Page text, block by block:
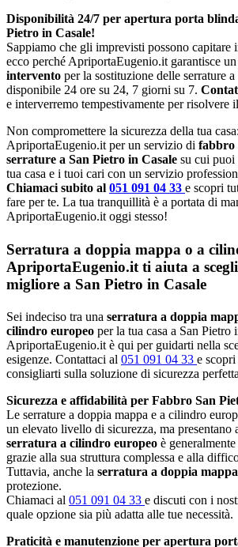
Disponibilità 24/7 per apertura porta
Pietro in Casale!
Sappiamo che gli imprevisti possono capitare
ecco perché ApriportaEugenio.it garantisce
intervento per la sostituzione delle serrature
disponibile 24 ore su 24, 7 giorni su 7.
e interverremo tempestivamente per risolvere
Non compromettere la sicurezza della tua
ApriportaEugenio.it per un servizio di fabbro
serrature a San Pietro in Casale su cui puoi
tua casa e i tuoi cari con un servizio
Chiamaci subito al 051 091 04 33 e scopri
fare per te. La tua tranquillità è a portata di
ApriportaEugenio.it oggi stesso!
Serratura a doppia mappa o a
ApriportaEugenio.it ti aiuta a
migliore a San Pietro in Casale
Sei indeciso tra una serratura a doppia
cilindro europeo per la tua casa a San Pietro
ApriportaEugenio.it è qui per guidarti nella
esigenze. Contattaci al 051 091 04 33 e
consigliarti sulla soluzione di sicurezza
Sicurezza e affidabilità per Fabbro San
Le serrature a doppia mappa e a cilindro
un elevato livello di sicurezza, ma presentano
serratura a cilindro europeo è
grazie alla sua struttura complessa e alla
Tuttavia, anche la serratura a doppia mappa
protezione.
Chiamaci al 051 091 04 33 e discuti con i
quale opzione sia più adatta alle tue necessità.
Praticità e manutenzione per apertura